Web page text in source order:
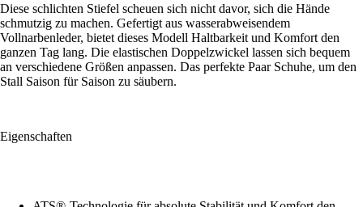
Diese schlichten Stiefel scheuen sich nicht davor, sich die Hände
schmutzig zu machen. Gefertigt aus wasserabweisendem
Vollnarbenleder, bietet dieses Modell Haltbarkeit und Komfort den
ganzen Tag lang. Die elastischen Doppelzwickel lassen sich bequem
an verschiedene Größen anpassen. Das perfekte Paar Schuhe, um den
Stall Saison für Saison zu säubern.
Eigenschaften